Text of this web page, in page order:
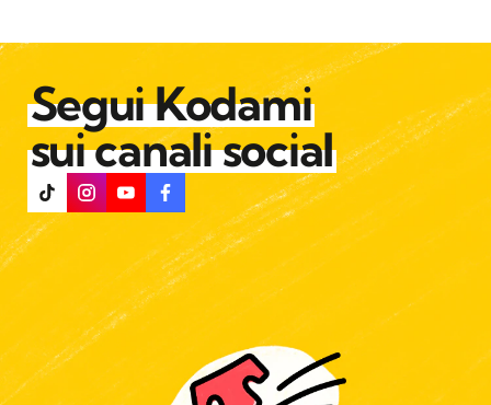
Segui Kodami
sui canali social